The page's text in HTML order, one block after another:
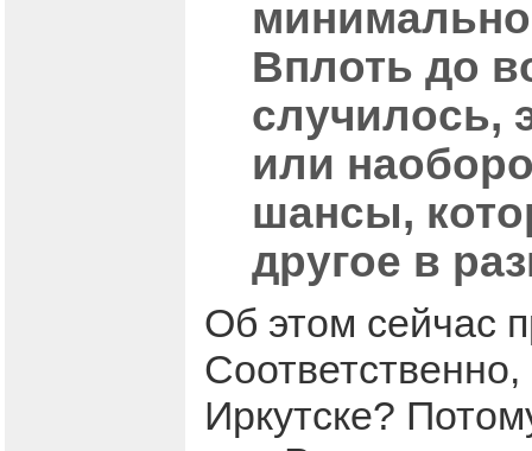
Вплоть до
случилось,
или
шансы,
другое в
Об этом сейчас
Иркутске?